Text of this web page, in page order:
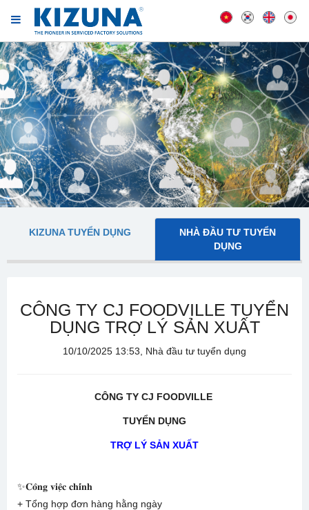
KIZUNA TUYỂN DỤNG
NHÀ ĐẦU TƯ TUYỂN
DỤNG
CÔNG TY CJ FOODVILLE TUYỂN
DỤNG TRỢ LÝ SẢN XUẤT
10/10/2025 13:53, Nhà đầu tư tuyển dụng
CÔNG TY CJ FOODVILLE
TUYỂN DỤNG
TRỢ LÝ SẢN XUẤT
✨𝐂𝐨̂𝐧𝐠 𝐯𝐢𝐞̣̂𝐜 𝐜𝐡𝐢́𝐧𝐡
+ Tổng hợp đơn hàng hằng ngày